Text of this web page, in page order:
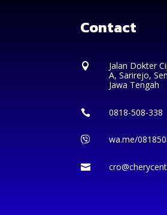
Contact

Jalan Dokter
A, Sarirejo,
Jawa Tengah
 0818-508-338
 wa.me/
